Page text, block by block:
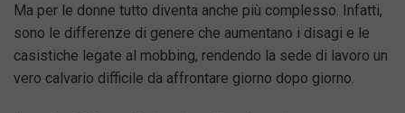
Ma per le donne tutto diventa anche più complesso. Infatti,
sono le differenze di genere che aumentano i disagi e le
casistiche legate al mobbing, rendendo la sede di lavoro un
vero calvario difficile da affrontare giorno dopo giorno.